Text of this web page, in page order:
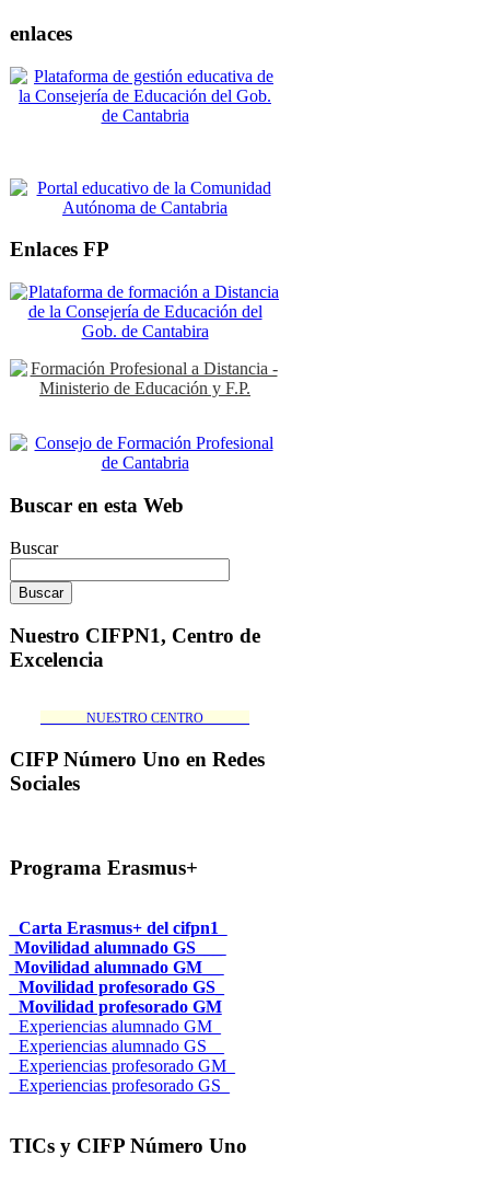
enlaces
Enlaces FP
Buscar en esta Web
Buscar
Nuestro CIFPN1, Centro de
Excelencia
_______NUESTRO CENTRO_______
CIFP Número Uno en Redes
Sociales
Programa Erasmus+
_Carta Erasmus+ del cifpn1
Movilidad alumnado GS___
Movilidad alumnado GM__
_Movilidad profesorado GS_
_Movilidad profesorado GM
_Experiencias alumnado GM_
_Experiencias alumnado GS__
_Experiencias profesorado GM_
_Experiencias profesorado GS_
TICs y CIFP Número Uno